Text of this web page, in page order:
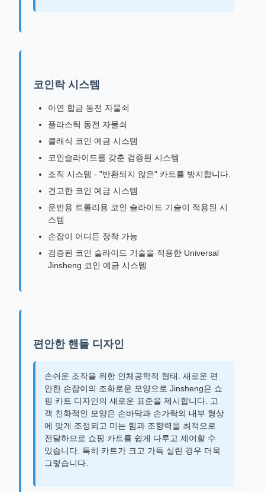
코인락 시스템
아연 합금 동전 자물쇠
플라스틱 동전 자물쇠
클래식 코인 예금 시스템
코인슬라이드를 갖춘 검증된 시스템
조직 시스템 - "반환되지 않은" 카트를 방지합니다.
견고한 코인 예금 시스템
운반용 트롤리용 코인 슬라이드 기술이 적용된 시
스템
손잡이 어디든 장착 가능
검증된 코인 슬라이드 기술을 적용한 Universal
Jinsheng 코인 예금 시스템
편안한 핸들 디자인
손쉬운 조작을 위한 인체공학적 형태. 새로운 편
안한 손잡이의 조화로운 모양으로 Jinsheng은 쇼
핑 카트 디자인의 새로운 표준을 제시합니다. 고
객 친화적인 모양은 손바닥과 손가락의 내부 형상
에 맞게 조정되고 미는 힘과 조향력을 최적으로
전달하므로 쇼핑 카트를 쉽게 다루고 제어할 수
있습니다. 특히 카트가 크고 가득 실린 경우 더욱
그렇습니다.